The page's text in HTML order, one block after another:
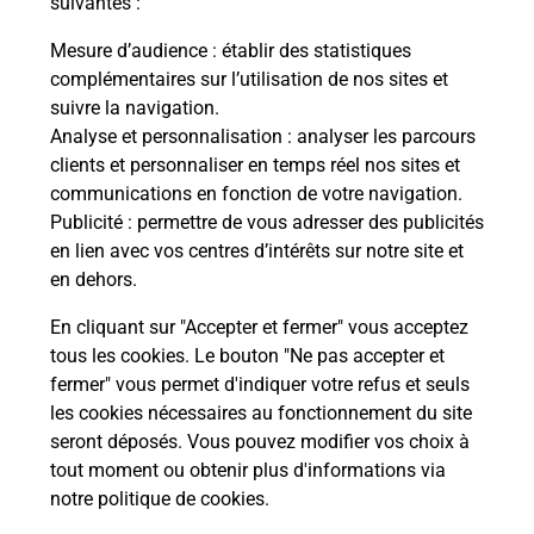
Mesure d’audience : établir des statistiques
complémentaires sur l’utilisation de nos sites et
suivre la navigation.
Analyse et personnalisation : analyser les parcours
clients et personnaliser en temps réel nos sites et
communications en fonction de votre navigation.
Publicité : permettre de vous adresser des publicités
en lien avec vos centres d’intérêts sur notre site et
en dehors.
En cliquant sur "Accepter et fermer" vous acceptez
tous les cookies. Le bouton "Ne pas accepter et
fermer" vous permet d'indiquer votre refus et seuls
les cookies nécessaires au fonctionnement du site
seront déposés. Vous pouvez modifier vos choix à
tout moment ou obtenir plus d'informations via
notre politique de cookies.
Boîte aux Lettres La Poste
Prochaine collecte du courriersamedi à 09h00
1 Place De La Mairie
65370
Loures Barousse
Itinéraire
Le lien s'ouvre dans un nouvel onglet
Localiser Liste Boîtes aux lettres
Hautes-Pyrénées
Loures Barousse